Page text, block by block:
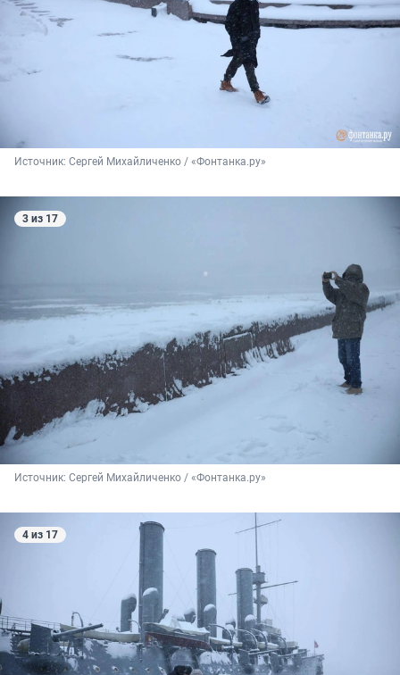
Источник: Сергей Михайличенко / «Фонтанка.ру»
3 из 17
Источник: Сергей Михайличенко / «Фонтанка.ру»
4 из 17